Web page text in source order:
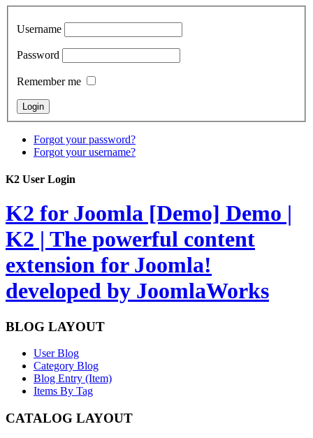
Username
Password
Remember me
Forgot your password?
Forgot your username?
K2 User Login
K2 for Joomla [Demo] Demo |
K2 | The powerful content
extension for Joomla!
developed by JoomlaWorks
BLOG LAYOUT
User Blog
Category Blog
Blog Entry (Item)
Items By Tag
CATALOG LAYOUT